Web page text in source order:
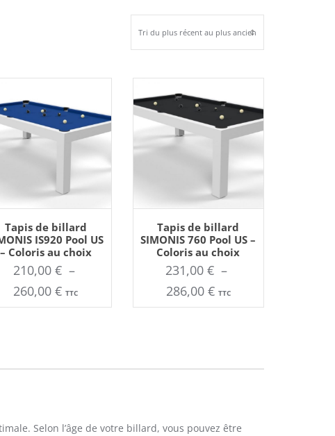
Tapis de billard
IS920 Pool US
– Coloris au choix
210,00 € –
260,00€Plage
de
à
TTC
Ce
produit
a
plusieurs
variations.
Les
options
peuvent
être
Tapis de billard
SIMONIS 760 Pool US –
Coloris au choix
231,00€ –
286,00 €Plage
de
à
TTC
Selon l’âge de votre billard, vous pouvez être